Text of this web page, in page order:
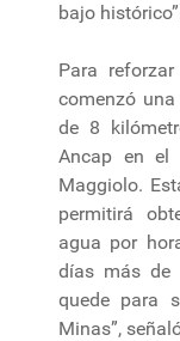
bajo
Para
comenzó
de 8
Ancap en el
Maggiolo.
permitirá
agua por
días más de
quede para
Minas”,